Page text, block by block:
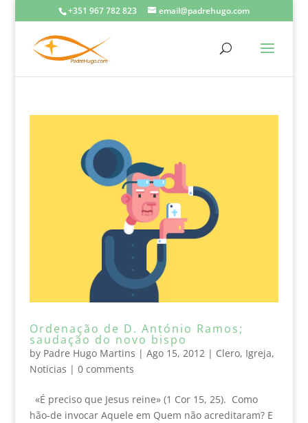
+351 967 782 823 email@padrehugo.com
Ordenação de D. António Ramos;
saudação do novo bispo
by Padre Hugo Martins | Ago 15, 2012| Clero, Igreja,
Noticias | 0 comments
«É preciso que Jesus reine» (1 Cor 15, 25). Como
hão-de invocar Aquele em Quem não acreditaram? E